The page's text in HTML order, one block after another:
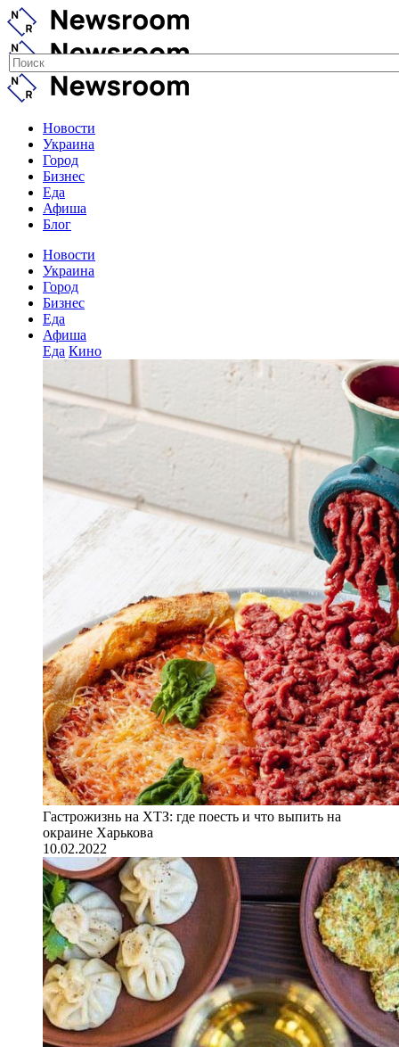
Новости
Украина
Город
Бизнес
Еда
Афиша
Блог
Новости
Украина
Город
Бизнес
Еда
Афиша
Еда Кино
Гастрожизнь на ХТЗ: где поесть и что выпить на
окраине Харькова
10.02.2022